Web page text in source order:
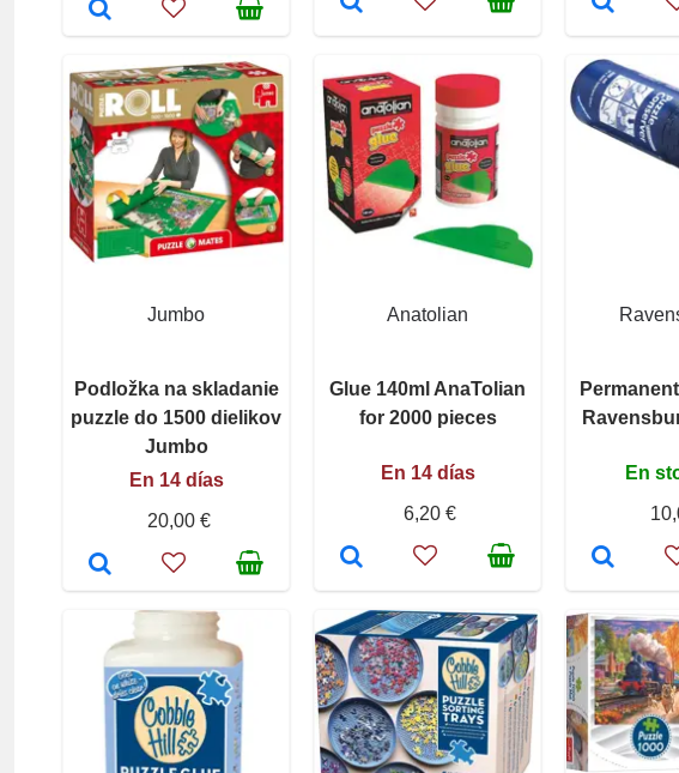
Jumbo
Podložka na skladanie
puzzle do 1500 dielikov
Jumbo
En 14 días
20,00 €
Anatolian
Glue 140ml AnaTolian
for 2000 pieces
En 14 días
6,20 €
En